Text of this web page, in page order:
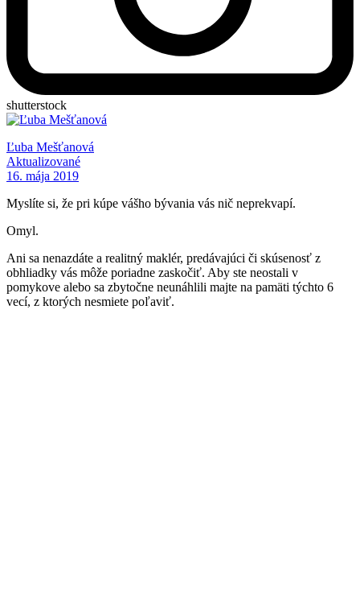
shutterstock
Ľuba Mešťanová
Aktualizované
16. mája 2019
Myslíte si, že pri kúpe vášho bývania vás nič neprekvapí.
Omyl.
Ani sa nenazdáte a realitný maklér, predávajúci či skúsenosť z
obhliadky vás môže poriadne zaskočiť. Aby ste neostali v
pomykove alebo sa zbytočne neunáhlili majte na pamäti týchto 6
vecí, z ktorých nesmiete poľaviť.